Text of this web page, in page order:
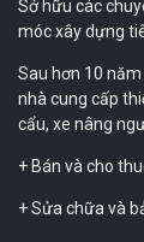
Sở hữu các
móc xây dựng
Sau hơn 10
nhà cung cấp
cẩu, xe nâng
+ Bán và cho
+ Sửa chữa và